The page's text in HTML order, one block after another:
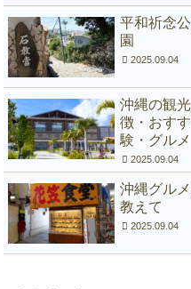
平和祈念
園
2025.09.04
沖縄の観
徴・おす
験・グルメ
2025.09.04
沖縄グル
教えて
2025.09.04